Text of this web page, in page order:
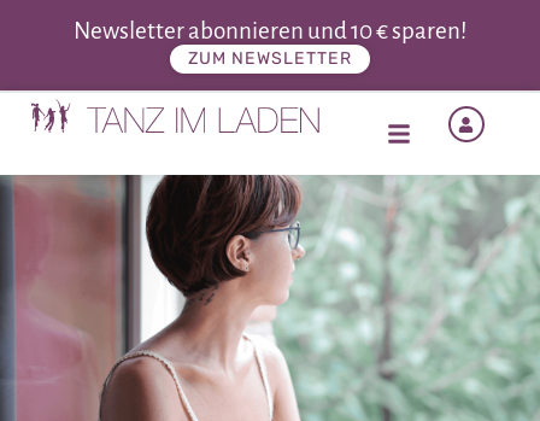
Newsletter abonnieren und 10 € sparen!
ZUM NEWSLETTER